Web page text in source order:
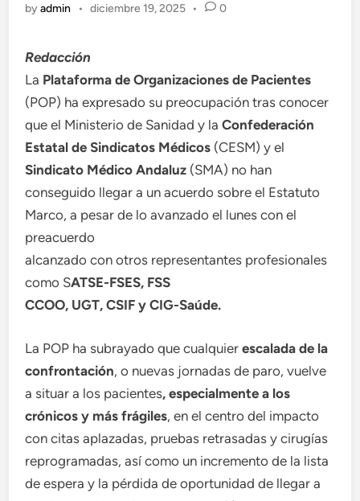
byadmin • diciembre 19, 2025 • 0
Redacción
La Plataforma de Organizaciones de Pacientes
(POP) ha expresado su preocupación tras conocer
que el Ministerio de Sanidad y laConfederación
Estatal de Sindicatos Médicos (CESM) y el
Sindicato Médico Andaluz (SMA) no han
conseguido llegar a un acuerdo sobre el Estatuto
Marco, a pesar de lo avanzado el lunes con el
preacuerdo
alcanzado con otros representantes profesionales
como SATSE-FSES, FSS
CCOO, UGT, CSIF y CIG-Saúde.
La POP ha subrayado que cualquierescalada de la
confrontación, o nuevas jornadas de paro, vuelve
a situar a los pacientes, especialmente a los
crónicos y más frágiles, en el centro del impacto
con citas aplazadas, pruebas retrasadas y cirugías
reprogramadas, así como un incremento de la lista
de espera y la pérdida de oportunidad de llegar a